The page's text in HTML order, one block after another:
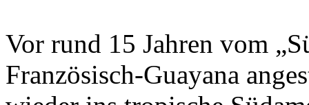
Vor rund 15 Jahren vom
Französisch-Guayana